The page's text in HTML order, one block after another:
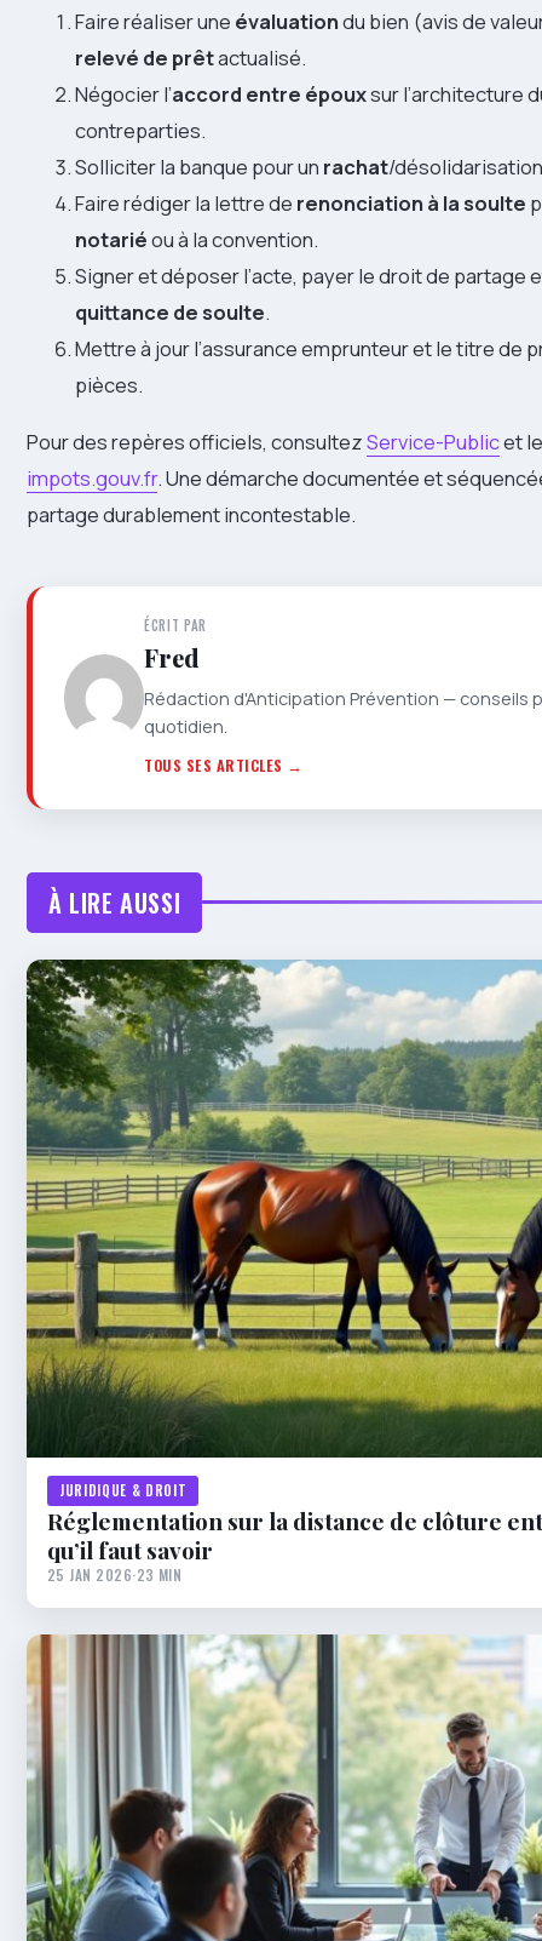
Faire réaliser une évaluationdu bien (avis de
relevé de prêtactualisé.
Négocier l’accord entre épouxsur l’architecture
contreparties.
Solliciter la banque pour un rachat/
Faire rédiger la lettre de renonciation à la soulte
notariéou à la convention.
Signer et déposer l’acte, payer le droit de partage
quittance de soulte.
Mettre à jour l’assurance emprunteur et le titre de
pièces.
Pour des repères officiels, consultezService-Publicet
impots.gouv.fr. Une démarche documentée et
partage durablement incontestable.
ÉCRIT PAR
Fred
Rédaction d'Anticipation Prévention —
quotidien.
TOUS SES ARTICLES →
À LIRE AUSSI
JURIDIQUE & DROIT
Réglementation sur la distance de clôture
qu’il faut savoir
25 JAN 2026·23 MIN